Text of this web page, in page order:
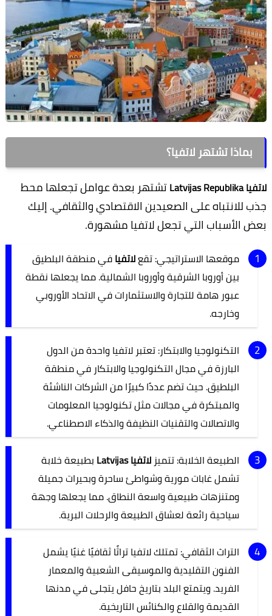
بماذا تشتهر لاتفيا؟
لاتفيا Latvijas Republika
تشتهر بعدة عوامل تجعلها محط
جذب للانتباه على الصعيدين الاقتصادي والثقافي. إليك
بعض الأسباب التي تجعل لاتفيا مشهورة.
موقعها الاستراتيجي: تقعلاتفيافي منطقة البلطيق
بين أوروبا الشرقية وأوروبا الشمالية. مما يجعلها نقطة
عبور هامة للتجارة والاستثمارات في الاتحاد الأوروبي
وخارجه.
التكنولوجيا والابتكار: تعتبر لاتفيا واحدة من الدول
البارزة في مجال التكنولوجيا والابتكار في منطقة
البلطيق. حيث تضم عددًا كبيرًا من الشركات الناشئة
والمبتكرة في مجالات مثل تكنولوجيا المعلومات
والاتصالات والتقنيات النظيفة والذكاء الاصطناعي.
الطبيعة الخلابة: تتميز لاتفيا Latvijas
بطبيعة خلابة
تشمل غابات مورية وشواطئ ساحرة وبحيرات جميلة
ومتنزهات طبيعية واسعة النطاق. مما يجعلها وجهة
سياحية رائعة لعشاق الطبيعة والرحلات البرية.
التراث الثقافي: تمتلك لاتفيا تراثًا ثقافيًا غنيًا يشمل
الفنون التقليدية والموسيقى الشعبية والمعمار
الفريد. ويتمتع البلد بتاريخ حافل يتجلى في مدنها
القديمة والقلاع والكنائس التاريخية.